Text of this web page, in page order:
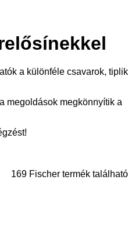
a különféle csavarok,
megoldások megkönnyítik a
169 Fischer termék